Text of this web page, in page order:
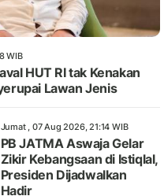
WIB
HUT RI tak Kenakan
Lawan Jenis
Jumat , 07 Aug 2026, 21:14 WIB
PB JATMA Aswaja Gelar
Zikir Kebangsaan di Istiqlal,
Presiden Dijadwalkan
Hadir